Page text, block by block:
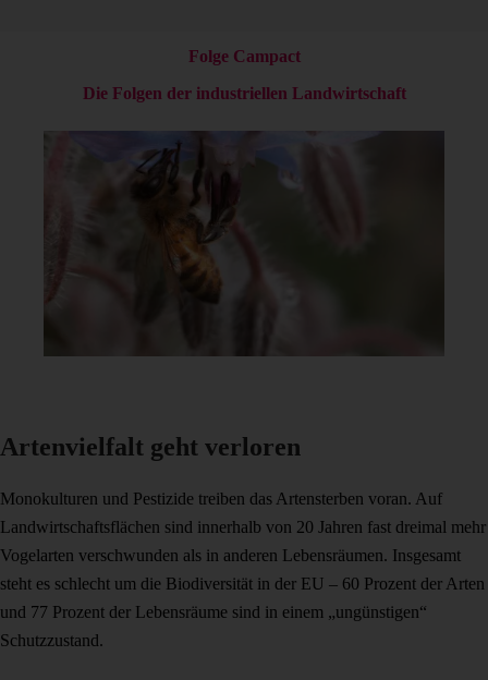
Folge Campact
Die Folgen der industriellen Landwirtschaft
Artenvielfalt geht verloren
Monokulturen und Pestizide treiben das Artensterben voran. Auf
Landwirtschaftsflächen sind innerhalb von 20 Jahren fast dreimal mehr
Vogelarten verschwunden als in anderen Lebensräumen. Insgesamt
steht es schlecht um die Biodiversität in der EU – 60 Prozent der Arten
und 77 Prozent der Lebensräume sind in einem „ungünstigen“
Schutzzustand.